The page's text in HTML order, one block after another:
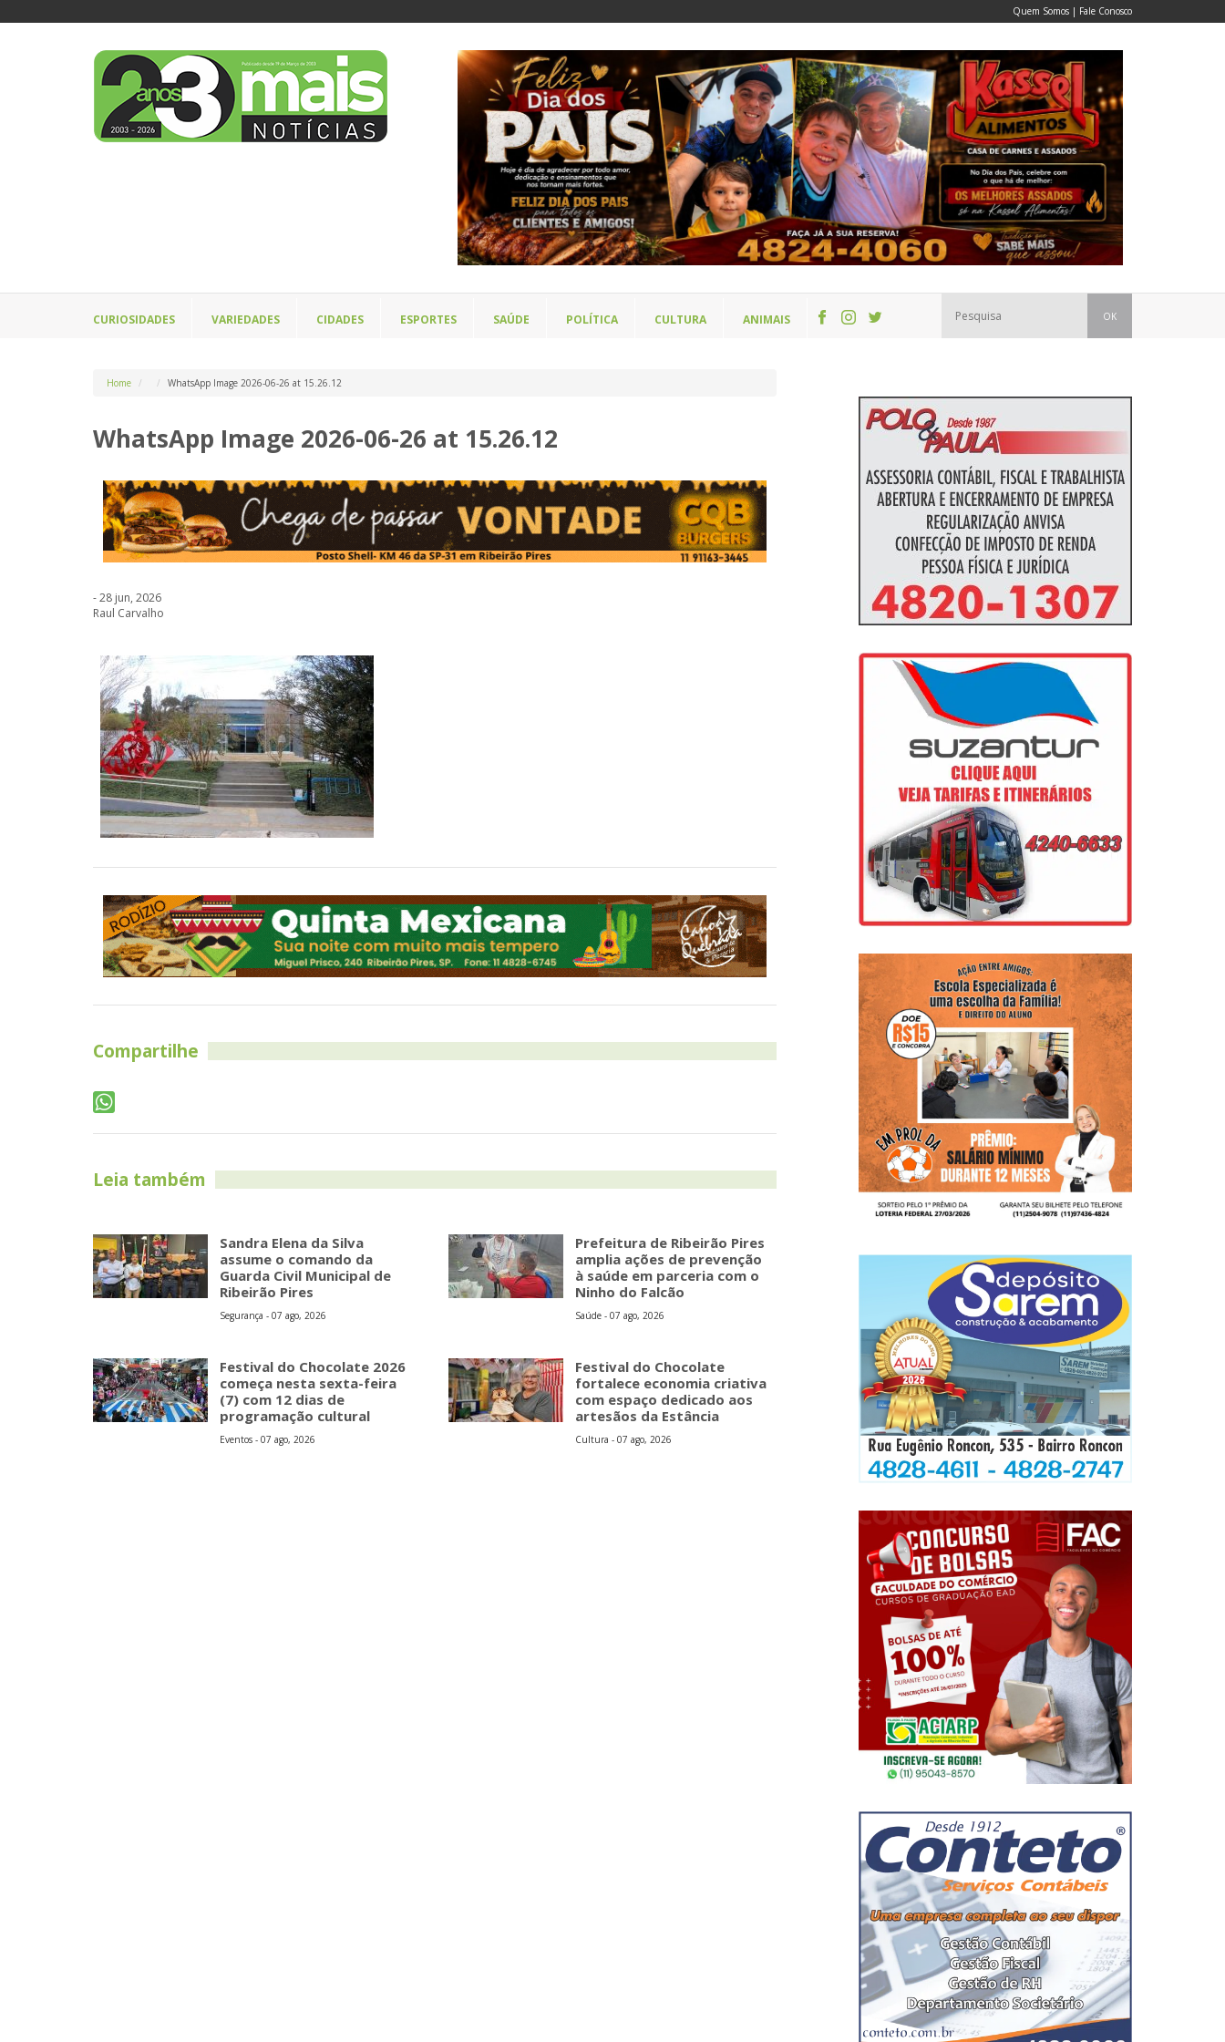
Quem Somos | Fale Conosco
CURIOSIDADES VARIEDADES CIDADES ESPORTES SAÚDE POLÍTICA CULTURA ANIMAIS OK
Home WhatsApp Image 2026-06-26 at 15.26.12
WhatsApp Image 2026-06-26 at 15.26.12
- 28 jun, 2026
Raul Carvalho
Compartilhe
Leia também
Sandra Elena da Silva
assume o comando da
Guarda Civil Municipal de
Ribeirão Pires
Segurança - 07 ago, 2026
Prefeitura de Ribeirão Pires
amplia ações de prevenção
à saúde em parceria com o
Ninho do Falcão
Saúde - 07 ago, 2026
Festival do Chocolate 2026
começa nesta sexta-feira
(7) com 12 dias de
programação cultural
Eventos - 07 ago, 2026
Festival do Chocolate
fortalece economia criativa
com espaço dedicado aos
artesãos da Estância
Cultura - 07 ago, 2026